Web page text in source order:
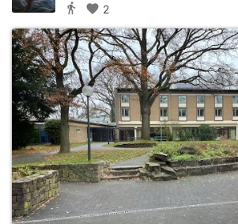
directions_walk favorite 2